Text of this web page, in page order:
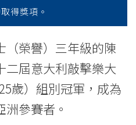
得獎項。
（榮譽）三年級的陳
二屆意大利敲擊樂大
歲）組別冠軍，成為
參賽者。